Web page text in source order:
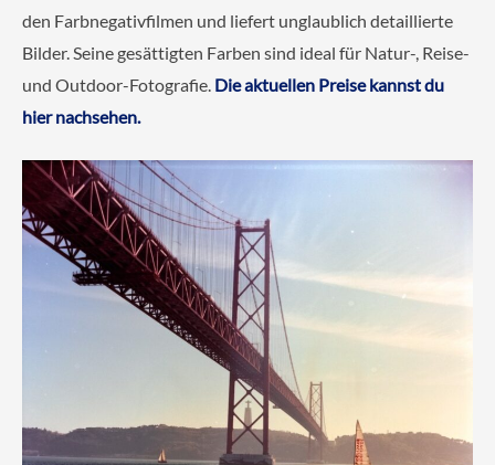
den Farbnegativfilmen und liefert unglaublich detaillierte
Bilder. Seine gesättigten Farben sind ideal für Natur-, Reise-
und Outdoor-Fotografie. Die aktuellen Preise kannst du
hier nachsehen.